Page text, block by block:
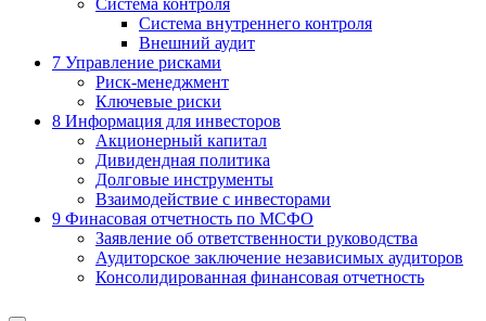
Система контроля
Система внутреннего контроля
Внешний аудит
7 Управление рисками
Риск-менеджмент
Ключевые риски
8 Информация для инвесторов
Акционерный капитал
Дивидендная политика
Долговые инструменты
Взаимодействие с инвеcторами
9 Финасовая отчетность по МСФО
Заявление об ответственности руководства
Аудиторское заключение независимых аудиторов
Консолидированная финансовая отчетность